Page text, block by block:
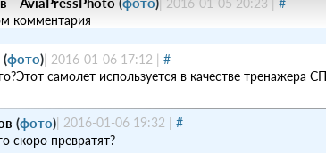
комментария
(фото)| 2016-01-06 17:12 | #
самолет используется в качестве тренажера
(фото)| 2016-01-06 19:32 | #
скоро превратят?